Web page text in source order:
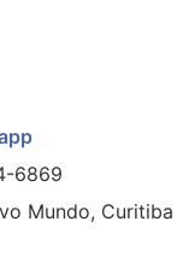
6869
Mundo, Curitiba